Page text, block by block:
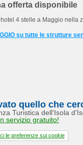
offerta disponibile
4 stelle a Maggio nella
su tutte le strutture
quello che
Turistica dell'Isola
servizio gratuito!
le preferenze sui cookie